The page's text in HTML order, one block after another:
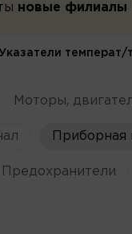
новые филиалы
Указатели температ/
Моторы,
Приборная
Предохранители